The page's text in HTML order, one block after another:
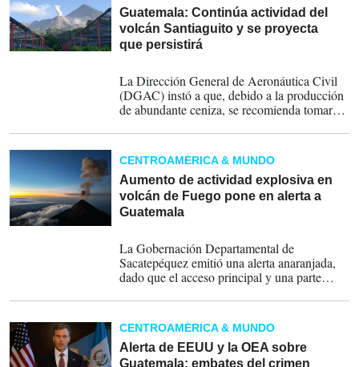
Guatemala: Continúa actividad del
volcán Santiaguito y se proyecta
que persistirá
La Dirección General de Aeronáutica Civil
(DGAC) instó a que, debido a la producción
de abundante ceniza, se recomienda tomar
alrededores del volcán
CENTROAMÉRICA & MUNDO
Aumento de actividad explosiva en
volcán de Fuego pone en alerta a
Guatemala
La Gobernación Departamental de
Sacatepéquez emitió una alerta anaranjada,
dado que el acceso principal y una parte
pertenecen a su jurisdicción.
CENTROAMÉRICA & MUNDO
Alerta de EEUU y la OEA sobre
Guatemala: embates del crimen